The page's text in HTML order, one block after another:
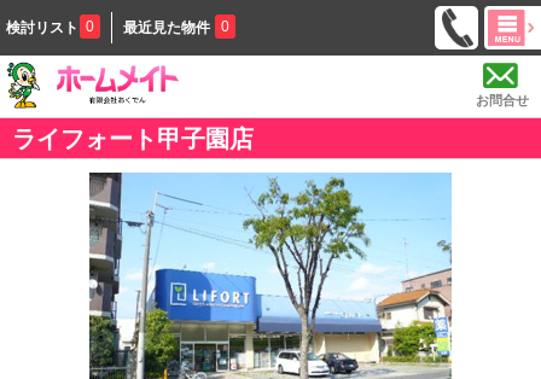
検討リスト 0 最近見た物件 0
お問合せ
ライフォート甲子園店